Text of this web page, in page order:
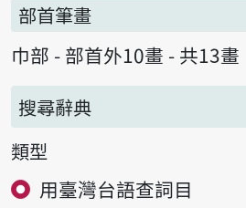
部首筆畫
巾部 - 部首外10畫 - 共13畫
搜尋辭典
類型
用臺灣台語查詞目